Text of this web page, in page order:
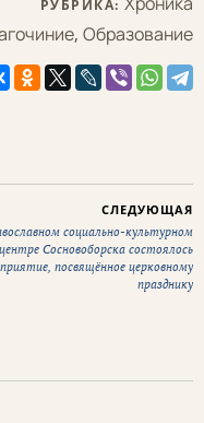
РУБРИКА:
, Образование
СЛЕДУЮЩАЯ
социально-культурном
центре Сосновоборска состоялось
посвящённое церковному
празднику